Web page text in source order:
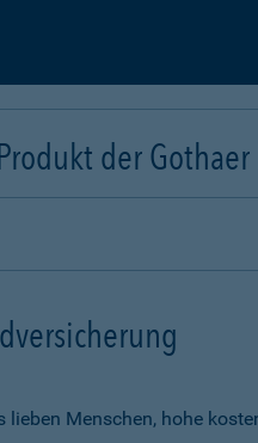
der
Menschen, hohe